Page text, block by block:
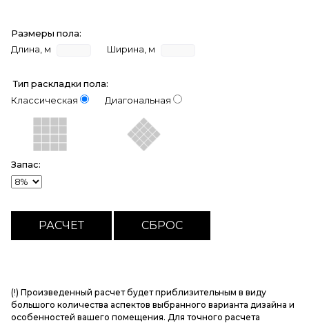
Размеры пола:
Длина, м
Ширина, м
Тип раскладки пола:
Классическая
Диагональная
Запас:
(!) Произведенный расчет будет приблизительным в виду
большого количества аспектов выбранного варианта дизайна и
особенностей вашего помещения. Для точного расчета